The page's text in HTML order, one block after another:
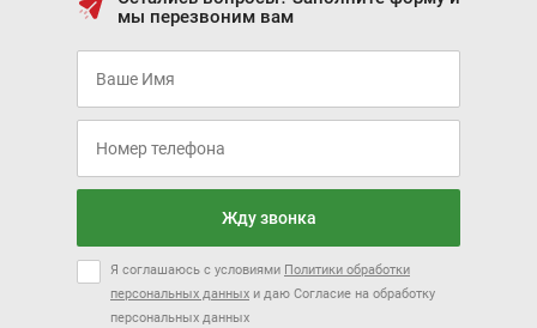
Цена от:
757 900 ₽ 749 900 ₽
KIA CEED NEW
мы перезвоним вам
Жду звонка
Я соглашаюсь с условиями Политики обработки
персональных данных и даю Согласие на обработку
персональных данных